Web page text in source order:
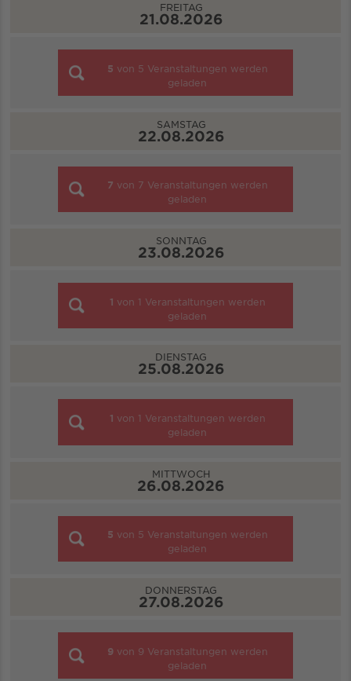
FREITAG
21.08.2026
5 von 5 Veranstaltungen werden
geladen
SAMSTAG
22.08.2026
7 von 7 Veranstaltungen werden
geladen
SONNTAG
23.08.2026
1 von 1 Veranstaltungen werden
geladen
DIENSTAG
25.08.2026
1 von 1 Veranstaltungen werden
geladen
MITTWOCH
26.08.2026
5 von 5 Veranstaltungen werden
geladen
DONNERSTAG
27.08.2026
9 von 9 Veranstaltungen werden
geladen